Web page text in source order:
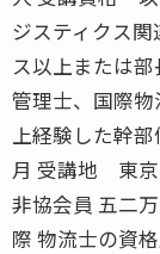
ジスティクス
ス以上または
管理士、国際
上経験した幹
月 受講地 東京
非協会員 五二
際 物流士の資